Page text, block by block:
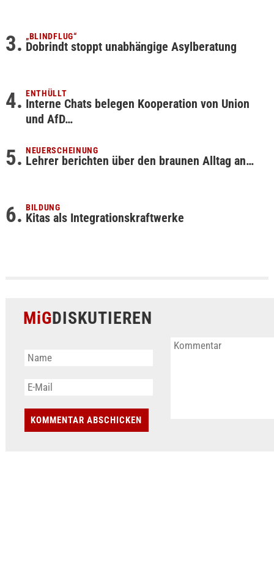
„BLINDFLUG“
Dobrindt stoppt unabhängige Asylberatung
ENTHÜLLT
Interne Chats belegen Kooperation von Union
und AfD…
NEUERSCHEINUNG
Lehrer berichten über den braunen Alltag an…
BILDUNG
Kitas als Integrationskraftwerke
MiGDISKUTIEREN